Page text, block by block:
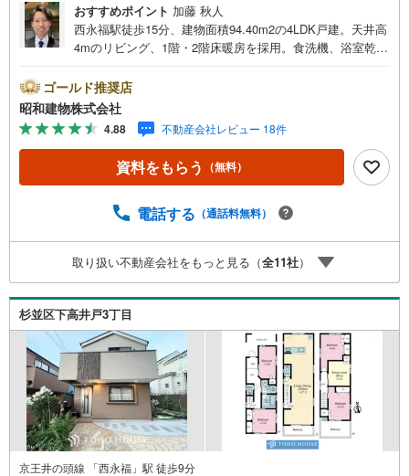
おすすめポイント 加藤 秋人
西永福駅徒歩15分、建物面積94.40m2の4LDK戸建。天井高
4mのリビング、1階・2階床暖房を採用。食洗機、浴室乾
交換。和田堀公園徒歩1分、小中学校も徒歩圏。 ・・・地
域密着昭和建物です・・・ 西荻窪に創業44年、地域密着
の不動産会社です。 不動産購入、買換えには、不安がつ
きもの。 物件の選定や住宅ローンはもちろん地域密着だか
らこその情報をお伝え、ご提案いたします。 お気軽にご
相談、ご来社頂ける会社です。スタッフ一同、心よりお待
一無二の不動産をお手伝いいたします。 キッズルーム充
くご検討頂けるようご案内しておりますのでぜひ、お気軽
にお問い合わせください。 営業時間: 9:00 - 20:00
ゴールド推奨店
昭和建物株式会社
4.88 不動産会社レビュー 18件
資料をもらう （無料）
電話する （通話料無料）
取り扱い不動産会社をもっと見る（全11社）
杉並区下高井戸3丁目
京王井の頭線 「西永福」駅 徒歩9分